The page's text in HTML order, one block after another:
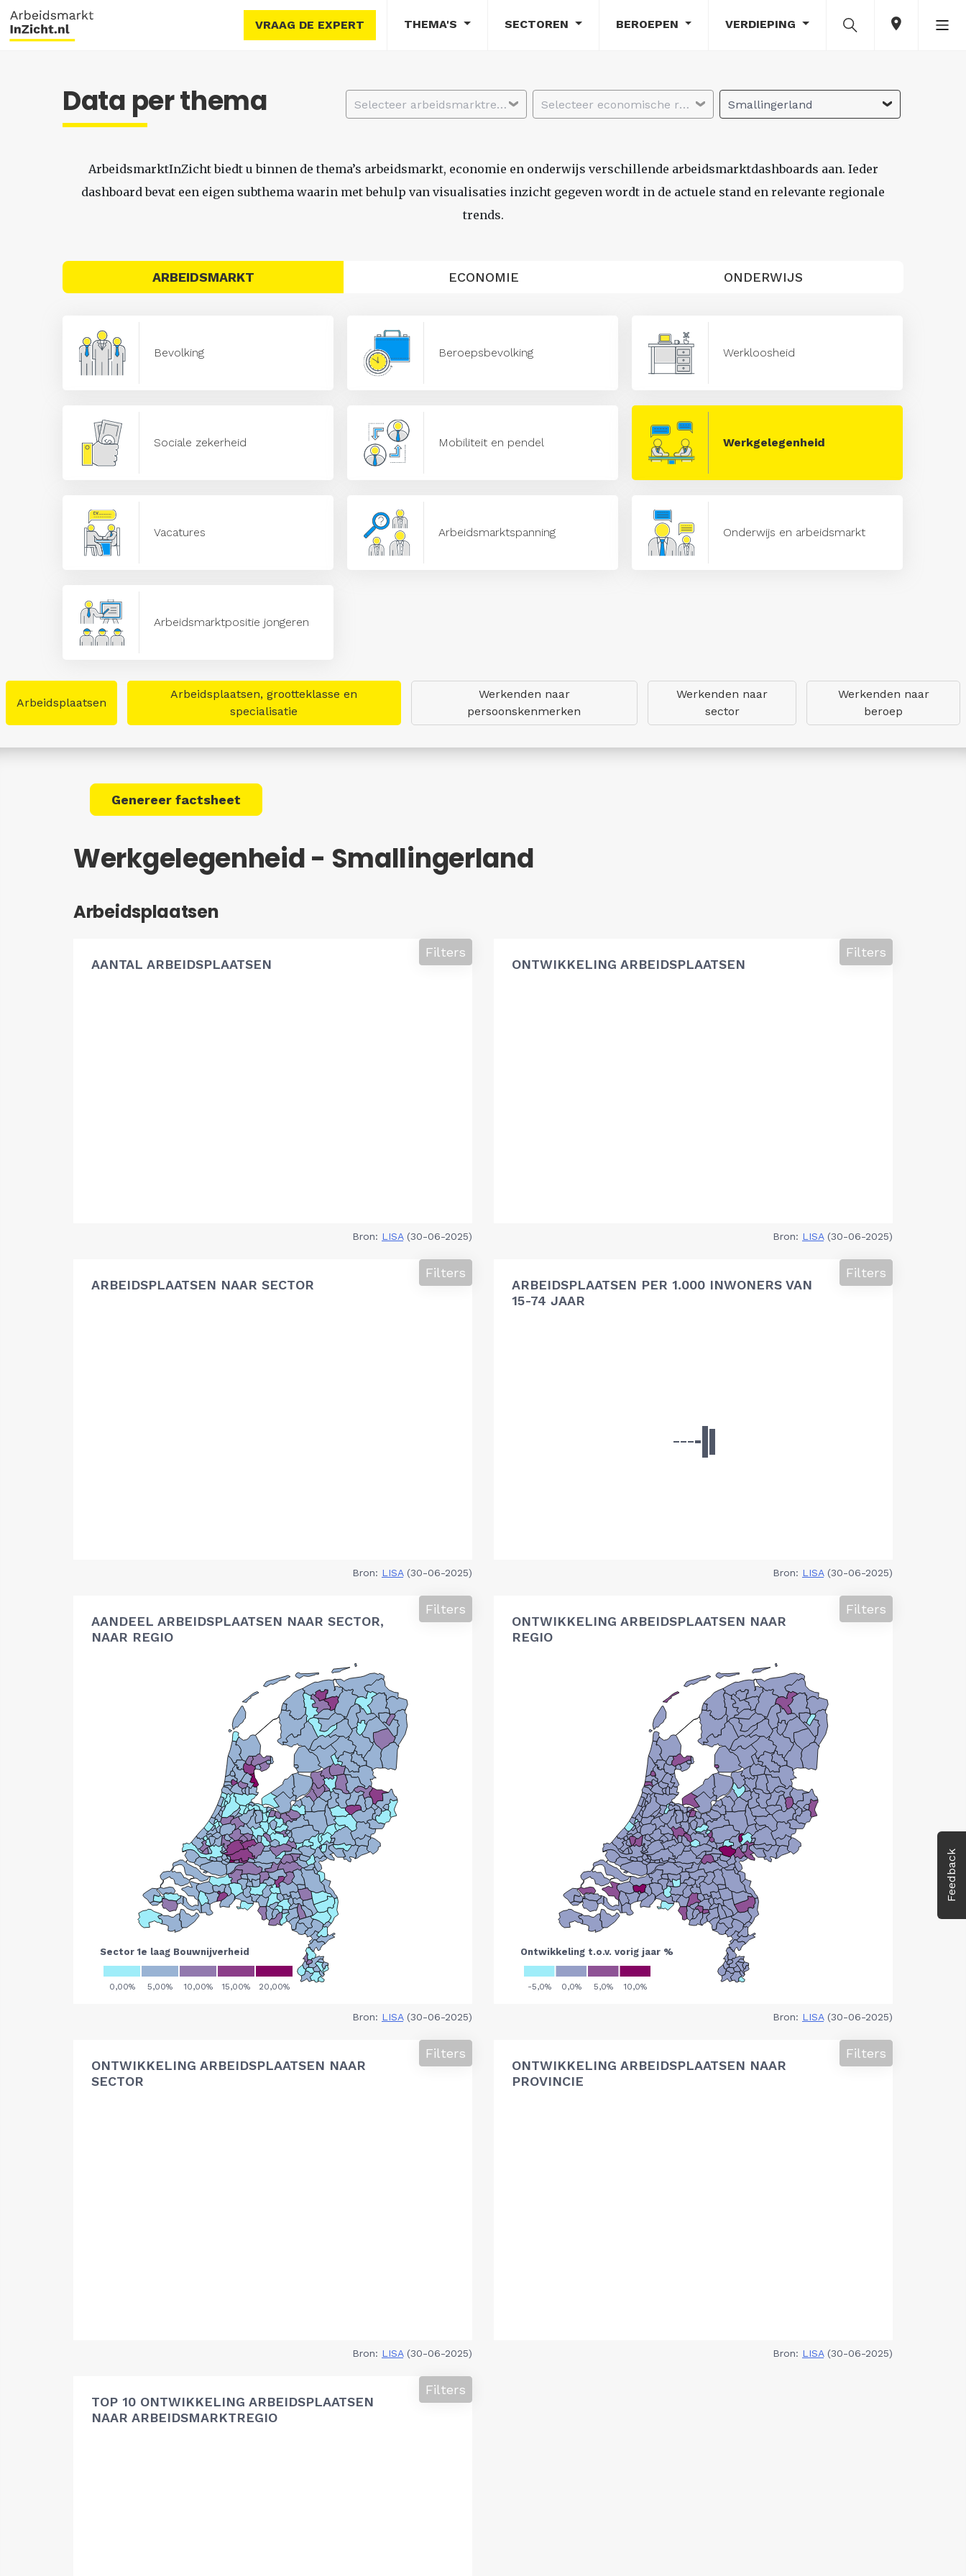
VRAAG DE EXPERT THEMA'S SECTOREN BEROEPEN VERDIEPING
Feedback
Data per thema Selecteer arbeidsmarktregio Selecteer economische regio Smallingerland
ArbeidsmarktInZicht biedt u binnen de thema’s arbeidsmarkt, economie en onderwijs verschillende arbeidsmarktdashboards aan. Ieder
dashboard bevat een eigen subthema waarin met behulp van visualisaties inzicht gegeven wordt in de actuele stand en relevante regionale
trends.
ARBEIDSMARKT ECONOMIE ONDERWIJS
Bevolking Beroepsbevolking Werkloosheid
Sociale zekerheid Mobiliteit en pendel Werkgelegenheid
Vacatures Arbeidsmarktspanning Onderwijs en arbeidsmarkt
Arbeidsmarktpositie jongeren
Arbeidsplaatsen
Arbeidsplaatsen, grootteklasse en
specialisatie
Werkenden naar
persoonskenmerken
Werkenden naar
sector
Werkenden naar
beroep
Genereer factsheet
Werkgelegenheid - Smallingerland
Arbeidsplaatsen
AANTAL ARBEIDSPLAATSEN
Filters
Bron: LISA(30-06-2025)
ONTWIKKELING ARBEIDSPLAATSEN
Filters
Bron: LISA(30-06-2025)
ARBEIDSPLAATSEN NAAR SECTOR
Filters
Bron: LISA(30-06-2025)
ARBEIDSPLAATSEN PER 1.000 INWONERS VAN
15-74 JAAR
Filters
Bron: LISA(30-06-2025)
AANDEEL ARBEIDSPLAATSEN NAAR SECTOR,
NAAR REGIO
Filters
Bron: LISA(30-06-2025)
ONTWIKKELING ARBEIDSPLAATSEN NAAR
REGIO
Filters
Bron: LISA(30-06-2025)
ONTWIKKELING ARBEIDSPLAATSEN NAAR
SECTOR
Filters
Bron: LISA(30-06-2025)
ONTWIKKELING ARBEIDSPLAATSEN NAAR
PROVINCIE
Filters
Bron: LISA(30-06-2025)
TOP 10 ONTWIKKELING ARBEIDSPLAATSEN
NAAR ARBEIDSMARKTREGIO
Filters